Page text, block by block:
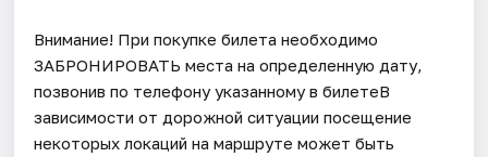
Внимание! При покупке билета необходимо
ЗАБРОНИРОВАТЬ места на определенную дату,
позвонив по телефону указанному в билетеВ
зависимости от дорожной ситуации посещение
некоторых локаций на маршруте может быть